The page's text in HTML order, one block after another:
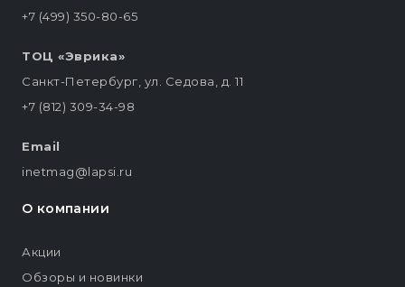
+7 (499) 350-80-65
ТОЦ «Эврика»
Санкт-Петербург, ул. Седова, д. 11
+7 (812) 309-34-98
Email
inetmag@lapsi.ru
О компании
Акции
Обзоры и новинки